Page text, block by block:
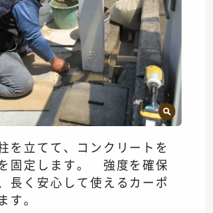
立てて、コンクリートを
固定します。 強度を確保
長く安心して使えるカーポ
す。